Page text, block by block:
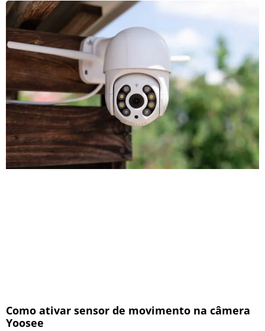
Como ativar sensor de movimento na câmera
Yoosee